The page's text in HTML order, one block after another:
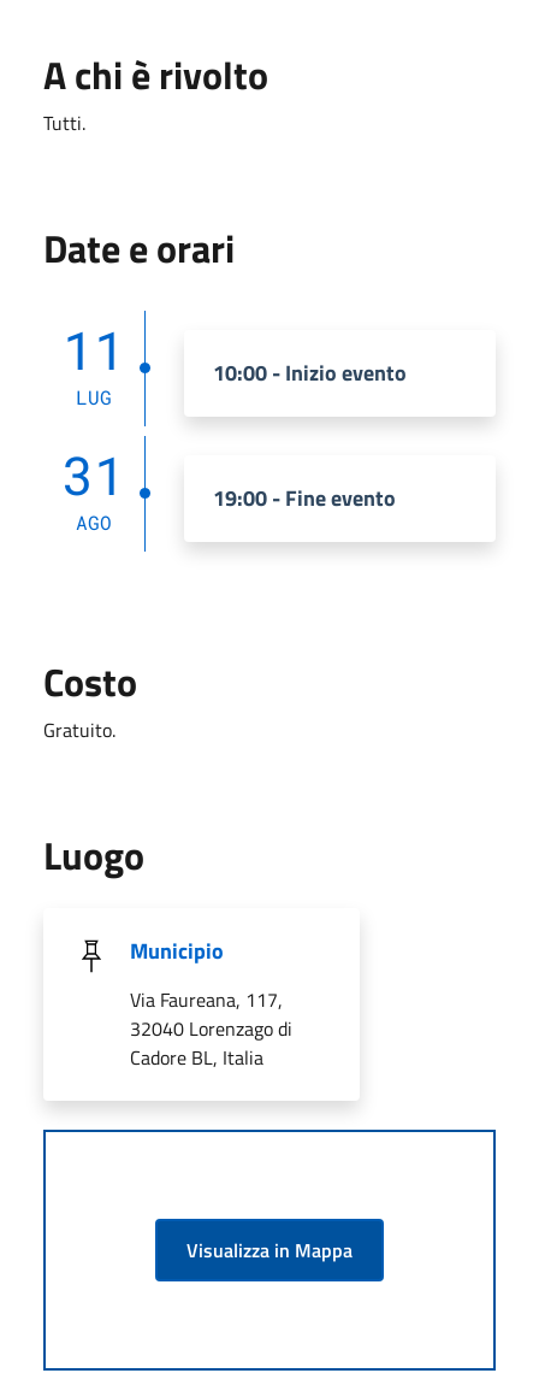
A chi è rivolto
Tutti.
Date e orari
11
LUG
10:00 - Inizio evento
31
AGO
19:00 - Fine evento
Costo
Gratuito.
Luogo
Municipio
Via Faureana, 117,
32040 Lorenzago di
Cadore BL, Italia
Visualizza in Mappa